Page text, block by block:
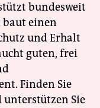
bundesweit
einen
und Erhalt
guten, frei
Finden Sie
unterstützen Sie